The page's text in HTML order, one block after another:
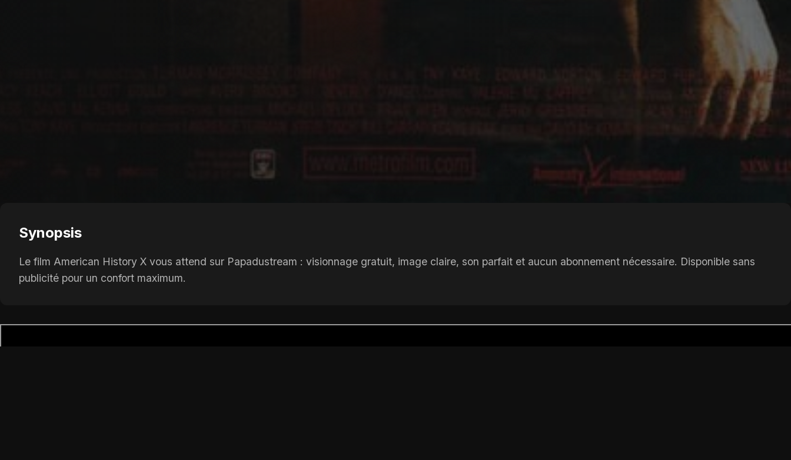
Synopsis
Le film American History X vous attend sur Papadustream : visionnage gratuit, image claire, son parfait et aucun abonnement nécessaire. Disponible sans
publicité pour un confort maximum.